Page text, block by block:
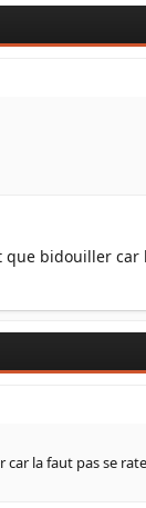
bidouiller car
la faut pas se